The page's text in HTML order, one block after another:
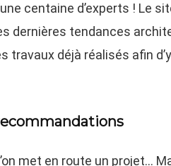
centaine d’experts ! Le
dernières tendances
travaux déjà réalisés afin
met en route un projet…